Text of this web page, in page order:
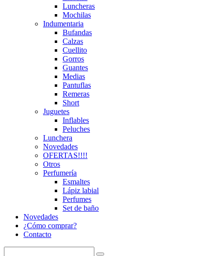
Luncheras
Mochilas
Indumentaria
Bufandas
Calzas
Cuellito
Gorros
Guantes
Medias
Pantuflas
Remeras
Short
Juguetes
Inflables
Peluches
Lunchera
Novedades
OFERTAS!!!!
Otros
Perfumería
Esmaltes
Lápiz labial
Perfumes
Set de baño
Novedades
¿Cómo comprar?
Contacto